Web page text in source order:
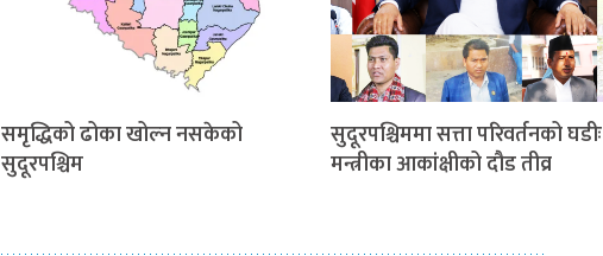
समृद्धिको ढोका खोल्न नसकेको
सुदूरपश्चिम
सुदूरपश्चिममा सत्ता परिवर्तनको घडीः
मन्त्रीका आकांक्षीको दौड तीव्र